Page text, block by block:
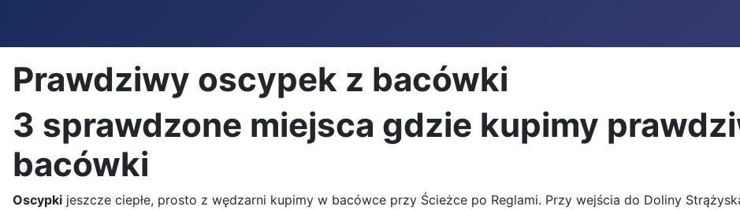
Prawdziwy oscypek z bacówki
3 sprawdzone miejsca gdzie kupimy
bacówki
Oscypki jeszcze ciepłe, prosto z wędzarni kupimy w bacówce przy Ścieżce po Reglami. Przy wejścia do Doliny